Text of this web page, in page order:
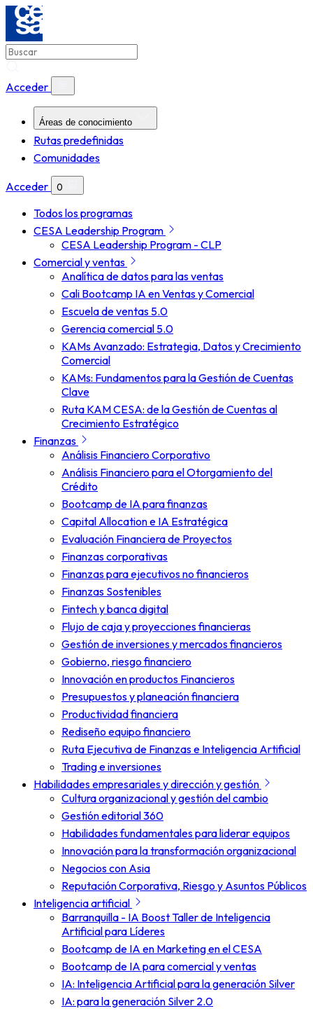
Acceder
Áreas de conocimiento
Rutas predefinidas
Comunidades
Acceder 0
Todos los programas
CESA Leadership Program
CESA Leadership Program - CLP
Comercial y ventas
Analítica de datos para las ventas
Cali Bootcamp IA en Ventas y Comercial
Escuela de ventas 5.0
Gerencia comercial 5.0
KAMs Avanzado: Estrategia, Datos y Crecimiento
Comercial
KAMs: Fundamentos para la Gestión de Cuentas
Clave
Ruta KAM CESA: de la Gestión de Cuentas al
Crecimiento Estratégico
Finanzas
Análisis Financiero Corporativo
Análisis Financiero para el Otorgamiento del
Crédito
Bootcamp de IA para finanzas
Capital Allocation e IA Estratégica
Evaluación Financiera de Proyectos
Finanzas corporativas
Finanzas para ejecutivos no financieros
Finanzas Sostenibles
Fintech y banca digital
Flujo de caja y proyecciones financieras
Gestión de inversiones y mercados financieros
Gobierno, riesgo financiero
Innovación en productos Financieros
Presupuestos y planeación financiera
Productividad financiera
Rediseño equipo financiero
Ruta Ejecutiva de Finanzas e Inteligencia Artificial
Trading e inversiones
Habilidades empresariales y dirección y gestión
Cultura organizacional y gestión del cambio
Gestión editorial 360
Habilidades fundamentales para liderar equipos
Innovación para la transformación organizacional
Negocios con Asia
Reputación Corporativa, Riesgo y Asuntos Públicos
Inteligencia artificial
Barranquilla - IA Boost Taller de Inteligencia
Artificial para Líderes
Bootcamp de IA en Marketing en el CESA
Bootcamp de IA para comercial y ventas
IA: Inteligencia Artificial para la generación Silver
IA: para la generación Silver 2.0